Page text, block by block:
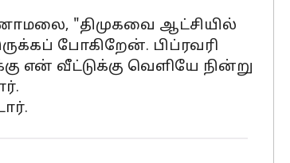
"திமுகவை ஆட்சியில்
போகிறேன். பிப்ரவரி
என் வீட்டுக்கு வெளியே நின்று